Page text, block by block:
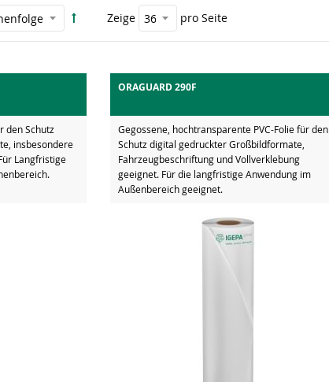
Zeige pro Seite
den Schutz
insbesondere
Langfristige
ORAGUARD 290F
Gegossene, hochtransparente PVC-Folie für den
Schutz digital gedruckter Großbildformate,
Fahrzeugbeschriftung und Vollverklebung
geeignet. Für die langfristige Anwendung im
Außenbereich geeignet.